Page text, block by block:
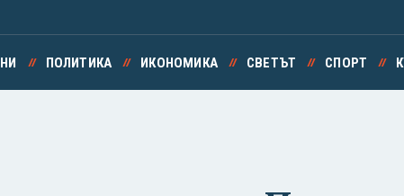
ПОЛИТИКА ИКОНОМИКА СВЕТЪТ СПОРТ